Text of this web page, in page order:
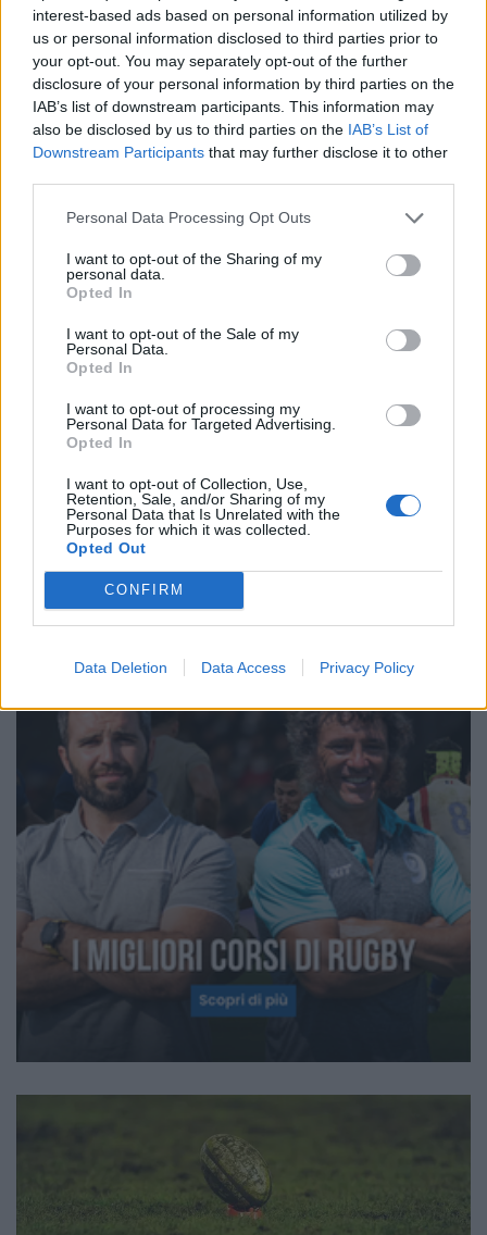
interest-based ads based on personal information utilized by
us or personal information disclosed to third parties prior to
your opt-out. You may separately opt-out of the further
disclosure of your personal information by third parties on the
IAB’s list of downstream participants. This information may
also be disclosed by us to third parties on the IAB’s List of
Downstream Participants that may further disclose it to other
Personal Data Processing Opt Outs
I want to opt-out of the Sharing of my
personal data.
Opted In
I want to opt-out of the Sale of my
Personal Data.
Opted In
I want to opt-out of processing my
Personal Data for Targeted Advertising.
Opted In
I want to opt-out of Collection, Use,
Retention, Sale, and/or Sharing of my
Personal Data that Is Unrelated with the
Purposes for which it was collected.
Opted Out
CONFIRM
Data Deletion Data Access Privacy Policy
Italia Seven Femminile: 2° posto a
Makarska, l'Ucraina vince la finale
/ 07.06.2026 23:27
RUGBY FEMMINILE
Villorba vince la Coppa Conference:
48-0 al CUS Torino
07.06.2026 15:37
Makarska: Italia 7s femminile a
punteggio pieno nel girone
1 2 3 4 6
Pagina 1 di 14